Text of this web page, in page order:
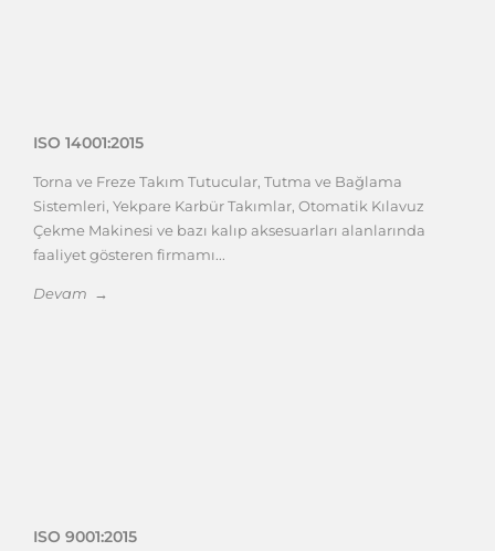
ISO 14001:2015
Torna ve Freze Takım Tutucular, Tutma ve Bağlama
Sistemleri, Yekpare Karbür Takımlar, Otomatik Kılavuz
Çekme Makinesi ve bazı kalıp aksesuarları alanlarında
faaliyet gösteren firmamı...
Devam →
ISO 9001:2015